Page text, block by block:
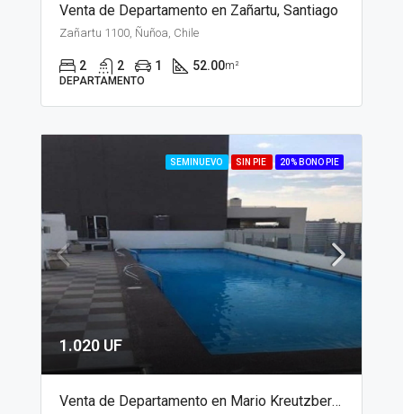
Venta de Departamento en Zañartu, Santiago
Zañartu 1100, Ñuñoa, Chile
2 2 1 52.00m²
DEPARTAMENTO
SEMINUEVO SIN PIE 20% BONO PIE
1.020 UF
Venta de Departamento en Mario Kreutzberger, Santiago